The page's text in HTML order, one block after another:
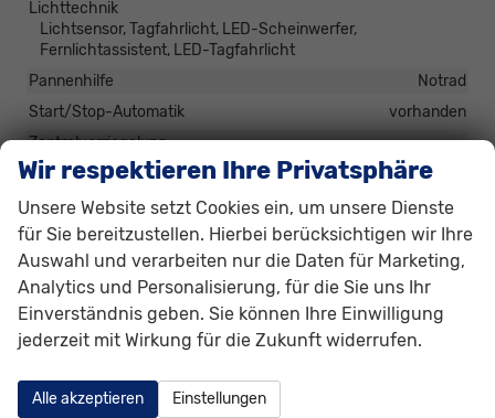
Lichttechnik
Lichtsensor, Tagfahrlicht, LED-Scheinwerfer,
Fernlichtassistent, LED-Tagfahrlicht
Pannenhilfe
Notrad
Start/Stop-Automatik
vorhanden
Zentralverriegelung
Zentralverriegelung, Zentralverriegelung mit
Funkfernbedienung, Schlüssellose Zentralverriegelung
(Keyless Go)
Außen
Anhängerkupplung
Außenspiegel
Außenspiegel elektrisch anklappbar, Außenspiegel beheizbar
Dachreling
Wir respektieren Ihre Privatsphäre
Unsere Website setzt Cookies ein, um unsere Dienste
für Sie bereitzustellen. Hierbei berücksichtigen wir Ihre
Auswahl und verarbeiten nur die Daten für Marketing,
Analytics und Personalisierung, für die Sie uns Ihr
Einverständnis geben. Sie können Ihre Einwilligung
jederzeit mit Wirkung für die Zukunft widerrufen.
Alle akzeptieren Einstellungen